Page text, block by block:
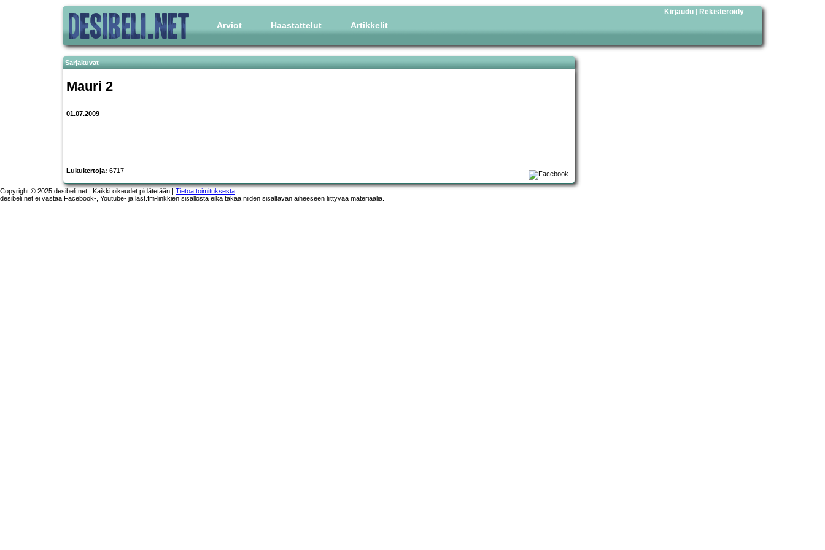
Arviot Haastattelut Artikkelit
Kirjaudu | Rekisteröidy
Sarjakuvat
Mauri 2
01.07.2009
Lukukertoja: 6717
Copyright © 2025 desibeli.net | Kaikki oikeudet pidätetään | Tietoa toimituksesta
desibeli.net ei vastaa Facebook-, Youtube- ja last.fm-linkkien sisällöstä eikä takaa niiden sisältävän aiheeseen liittyvää materiaalia.